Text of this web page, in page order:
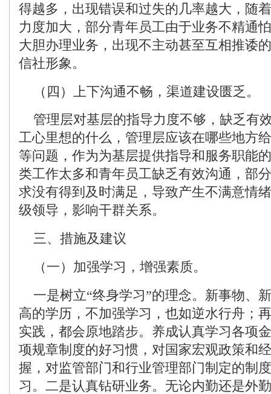
得越多，出现错误和过失的几率越大，随
力度加大，部分青年员工由于业务不精通
大胆办理业务，出现不主动甚至互相推诿
信社形象。
（四）上下沟通不畅，渠道建设匮乏。
管理层对基层的指导力度不够，缺乏有
工心里想的什么，管理层应该在哪些地方
等问题，作为为基层提供指导和服务职能
类工作太多和青年员工缺乏有效沟通，部
求没有得到及时满足，导致产生不满意情
级领导，影响干群关系。
三、措施及建议
（一）加强学习，增强素质。
一是树立“终身学习”的理念。新事物、
高的学历，不加强学习，也如逆水行舟；
实践，都会原地踏步。养成认真学习各项
项规章制度的好习惯，对国家宏观政策和
握，对监管部门和行业管理部门制定的制
习。二是认真钻研业务。无论内勤还是外